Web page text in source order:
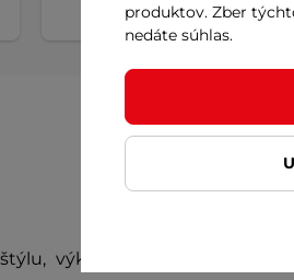
+ Pridať do košíka
výkonu a pohodlia s
produktov. Zber
nedáte súhlas.